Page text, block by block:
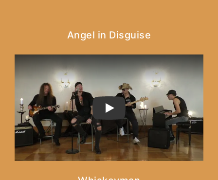
Angel in Disguise